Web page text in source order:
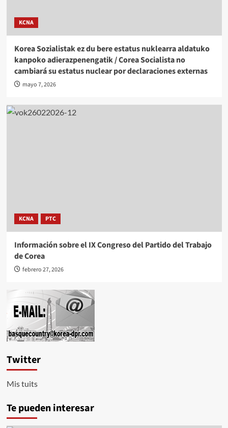
KCNA
Korea Sozialistak ez du bere estatus nuklearra aldatuko
kanpoko adierazpenengatik / Corea Socialista no
cambiará su estatus nuclear por declaraciones externas
mayo 7, 2026
KCNA PTC
Información sobre el IX Congreso del Partido del Trabajo
de Corea
febrero 27, 2026
Twitter
Mis tuits
Te pueden interesar